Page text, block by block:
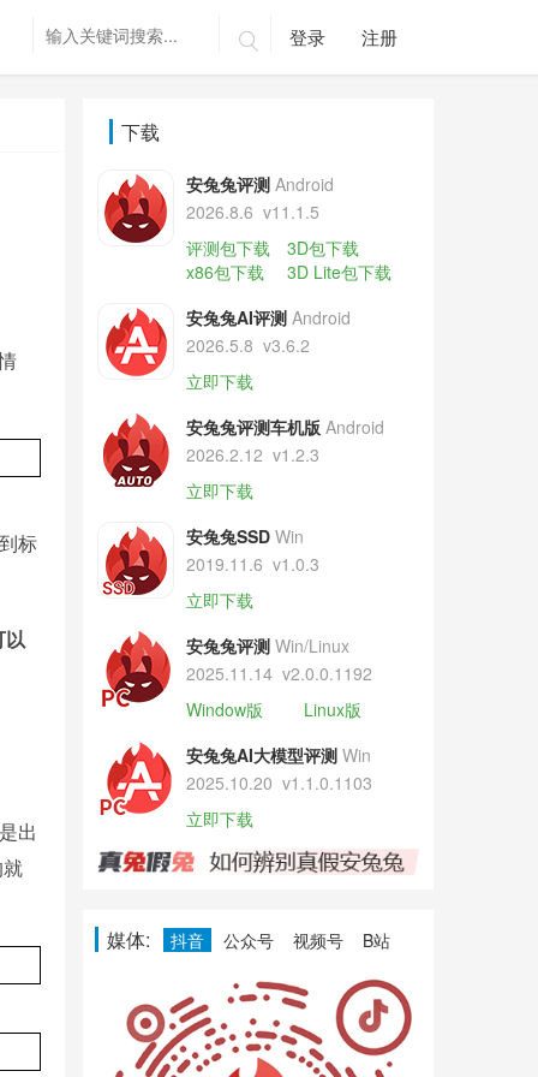
 登录 注册
标
以
出
下载
安兔兔评测 Android
2026.8.6 v11.1.5
评测包下载
3D包下载
x86包下载
3D Lite包下载
安兔兔AI评测 Android
2026.5.8 v3.6.2
立即下载
安兔兔评测车机版 Android
2026.2.12 v1.2.3
立即下载
安兔兔SSD Win
2019.11.6 v1.0.3
立即下载
安兔兔评测 Win/Linux
2025.11.14 v2.0.0.1192
Window版
Linux版
安兔兔AI大模型评测 Win
2025.10.20 v1.1.0.1103
立即下载
媒体: 抖音 公众号 视频号 B站